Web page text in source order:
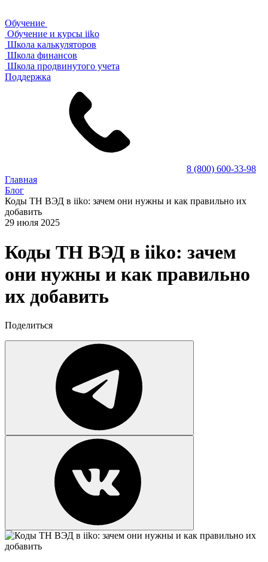
Обучение
Обучение и курсы iiko
Школа калькуляторов
Школа финансов
Школа продвинутого учета
Поддержка
8 (800) 600-33-98
Главная
Блог
Коды ТН ВЭД в iiko: зачем они нужны и как правильно их
добавить
29 июля 2025
Коды ТН ВЭД в iiko: зачем
они нужны и как правильно
их добавить
Поделиться